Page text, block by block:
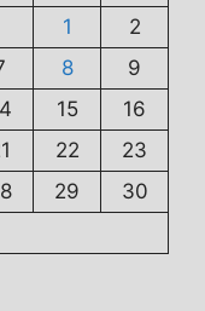
1
2
8
9
15
16
22
23
29
30